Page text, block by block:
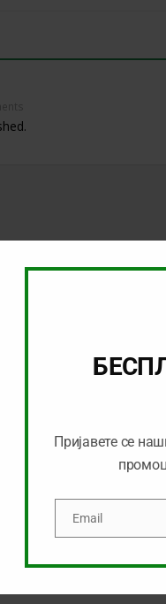
in this browser for the
Пријавете се
EmailEmail